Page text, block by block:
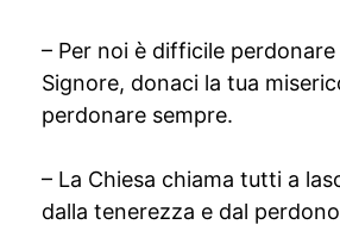
– Per noi è difficile
Signore, donaci la tua
perdonare sempre.
– La Chiesa chiama tutti a
dalla tenerezza e dal